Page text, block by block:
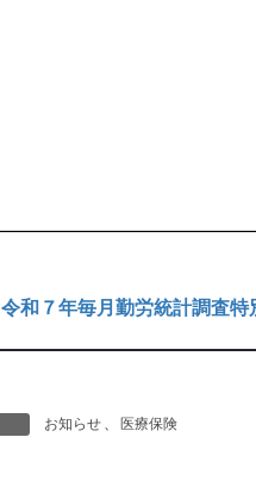
令和７年毎月勤労統計調査
お知らせ 、 医療保険